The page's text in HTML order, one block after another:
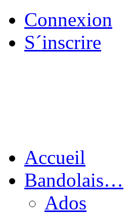
Connexion
S´inscrire
Accueil
Bandolais…
Ados